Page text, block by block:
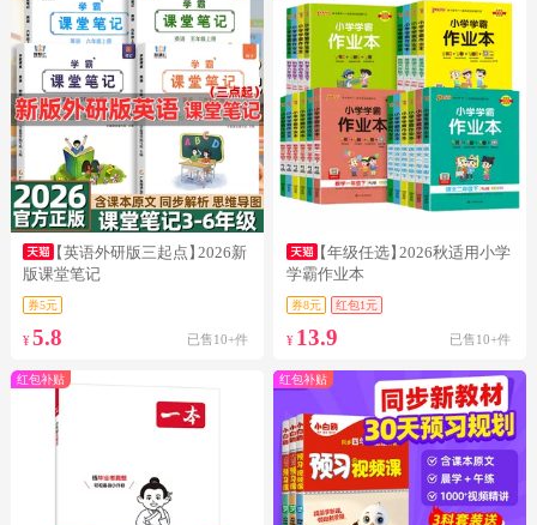
【英语外研版三起点】2026新
版课堂笔记
券5元
¥ 5.8 已售10+件
【年级任选】2026秋适用小学
学霸作业本
券8元 红包1元
¥ 13.9 已售10+件
红包补贴 红包补贴